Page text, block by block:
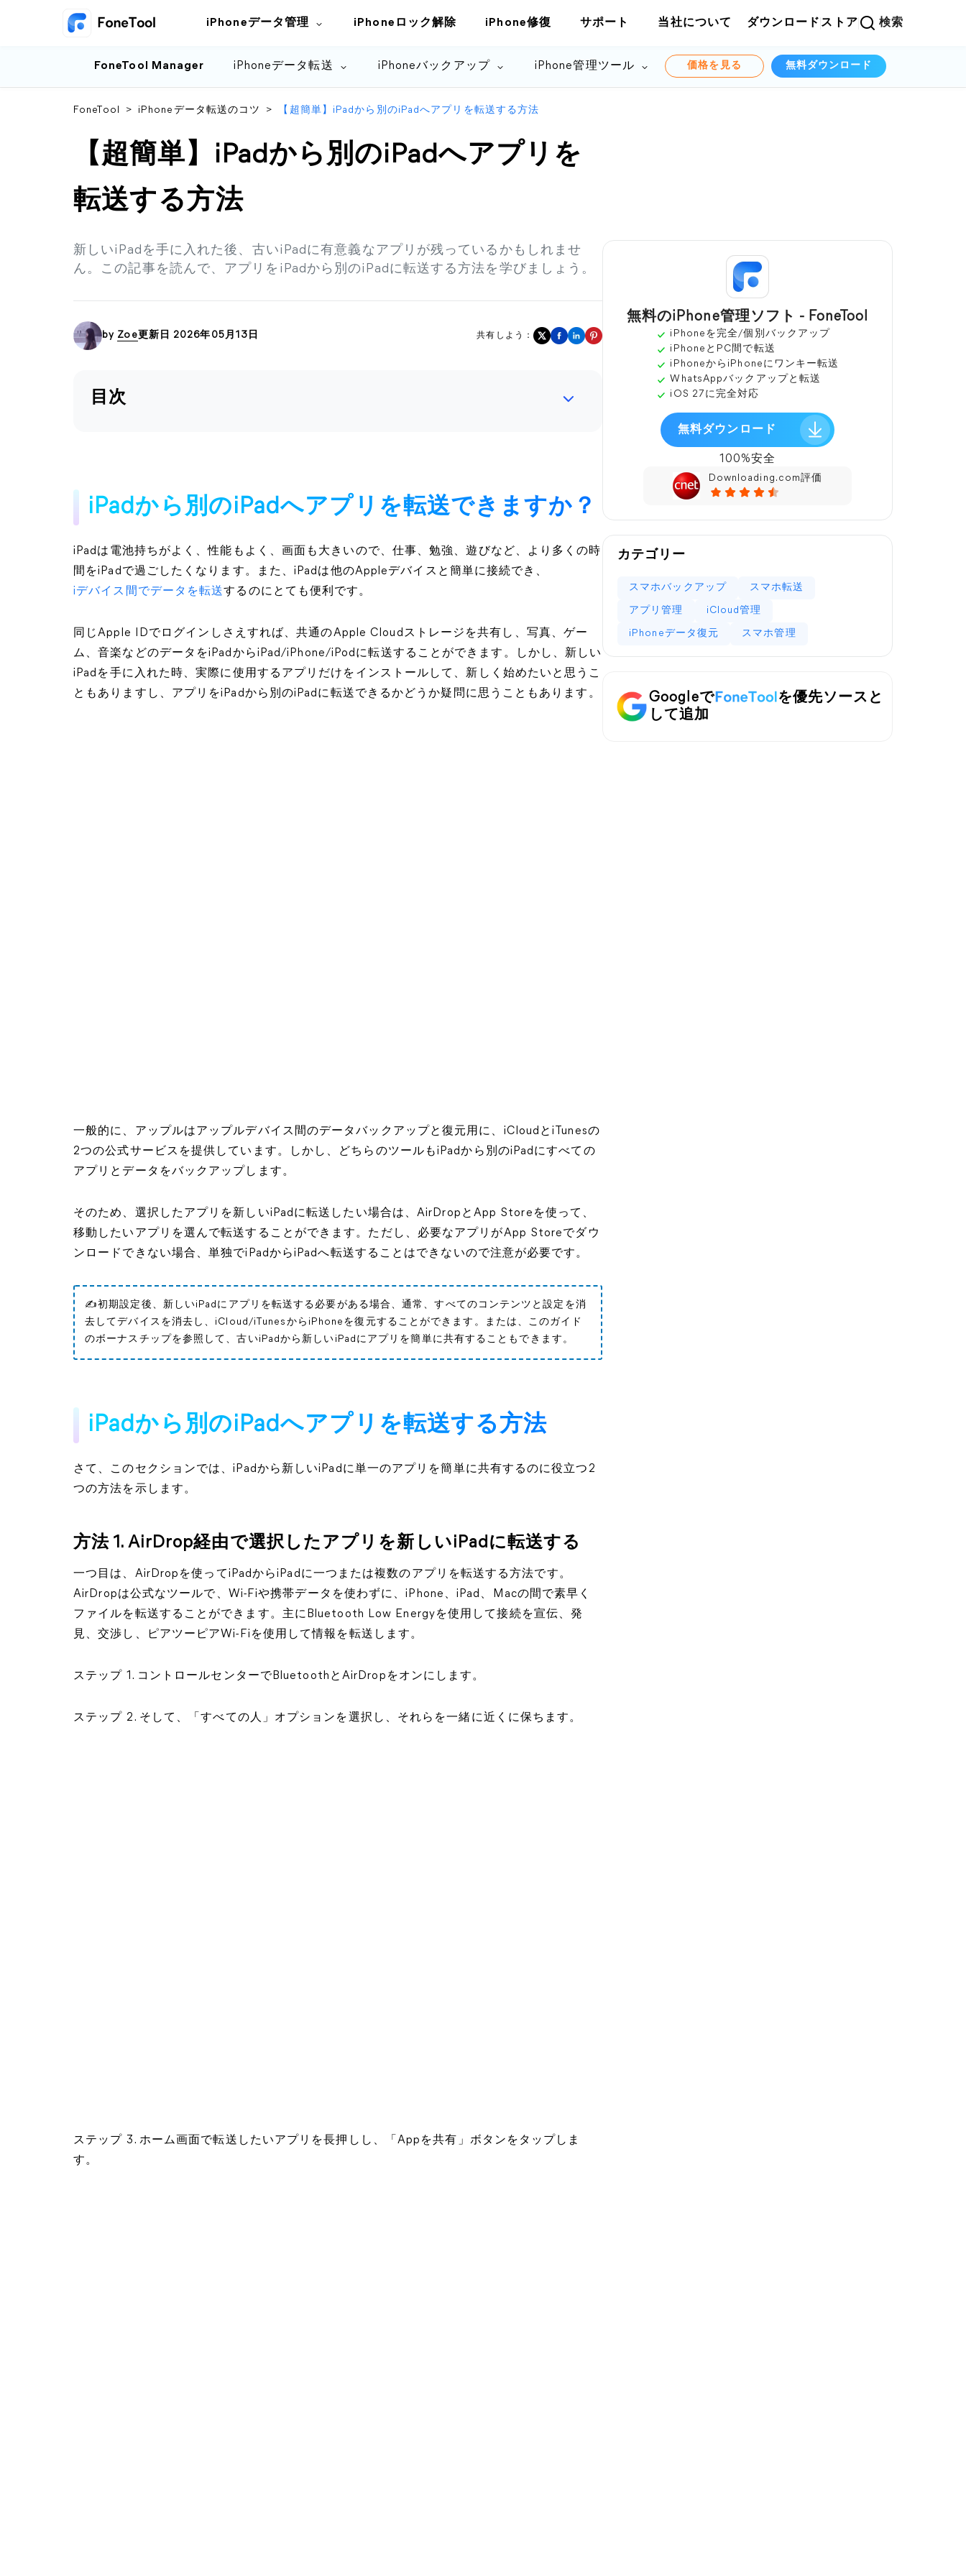
iPhoneデータ管理 iPhoneロック解除 iPhone修復 サポート 当社について ダウンロード ストア 検索
FoneTool Manager iPhoneデータ転送 iPhoneバックアップ iPhone管理ツール 価格を見る 無料ダウンロード
FoneTool > iPhoneデータ転送のコツ > 【超簡単】iPadから別のiPadへアプリを転送する方法
【超簡単】iPadから別のiPadへアプリを
転送する方法
新しいiPadを手に入れた後、古いiPadに有意義なアプリが残っているかもしれませ
ん。この記事を読んで、アプリをiPadから別のiPadに転送する方法を学びましょう。
by Zoe更新日 2026年05月13日 共有しよう：
目次
iPadから別のiPadへアプリを転送できますか？
iPadは電池持ちがよく、性能もよく、画面も大きいので、仕事、勉強、遊びなど、より多くの時
間をiPadで過ごしたくなります。また、iPadは他のAppleデバイスと簡単に接続でき、
iデバイス間でデータを転送するのにとても便利です。
同じApple IDでログインしさえすれば、共通のApple Cloudストレージを共有し、写真、ゲー
ム、音楽などのデータをiPadからiPad/iPhone/iPodに転送することができます。しかし、新しい
iPadを手に入れた時、実際に使用するアプリだけをインストールして、新しく始めたいと思うこ
ともありますし、アプリをiPadから別のiPadに転送できるかどうか疑問に思うこともあります。
一般的に、アップルはアップルデバイス間のデータバックアップと復元用に、iCloudとiTunesの
2つの公式サービスを提供しています。しかし、どちらのツールもiPadから別のiPadにすべての
アプリとデータをバックアップします。
そのため、選択したアプリを新しいiPadに転送したい場合は、AirDropとApp Storeを使って、
移動したいアプリを選んで転送することができます。ただし、必要なアプリがApp Storeでダウ
ンロードできない場合、単独でiPadからiPadへ転送することはできないので注意が必要です。
✍初期設定後、新しいiPadにアプリを転送する必要がある場合、通常、すべてのコンテンツと設定を消
去してデバイスを消去し、iCloud/iTunesからiPhoneを復元することができます。または、このガイド
のボーナスチップを参照して、古いiPadから新しいiPadにアプリを簡単に共有することもできます。
iPadから別のiPadへアプリを転送する方法
さて、このセクションでは、iPadから新しいiPadに単一のアプリを簡単に共有するのに役立つ2
つの方法を示します。
方法 1. AirDrop経由で選択したアプリを新しいiPadに転送する
一つ目は、AirDropを使ってiPadからiPadに一つまたは複数のアプリを転送する方法です。
AirDropは公式なツールで、Wi-Fiや携帯データを使わずに、iPhone、iPad、Macの間で素早く
ファイルを転送することができます。主にBluetooth Low Energyを使用して接続を宣伝、発
見、交渉し、ピアツーピアWi-Fiを使用して情報を転送します。
ステップ 1. コントロールセンターでBluetoothとAirDropをオンにします。
ステップ 2. そして、「すべての人」オプションを選択し、それらを一緒に近くに保ちます。
ステップ 3. ホーム画面で転送したいアプリを長押しし、「Appを共有」ボタンをタップしま
す。
無料のiPhone管理ソフト - FoneTool
iPhoneを完全/個別バックアップ
iPhoneとPC間で転送
iPhoneからiPhoneにワンキー転送
WhatsAppバックアップと転送
iOS 27に完全対応
無料ダウンロード
100%安全
Downloading.com評価
カテゴリー
スマホバックアップ スマホ転送
アプリ管理 iCloud管理
iPhoneデータ復元 スマホ管理
Googleで
を優先ソースと
して追加